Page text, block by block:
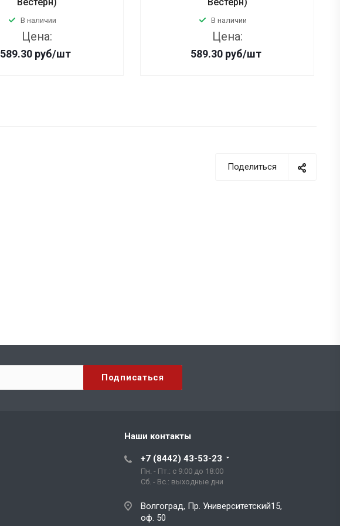
В наличии
Цена:
589.30 руб/шт
В наличии
Цена:
589.30 руб/шт
Поделиться
Наши контакты
+7 (8442) 43-53-23
Пн. - Пт.: с 9:00 до 18:00
Сб. - Вс.: выходные дни
Волгоград, Пр. Университетский15,
оф. 50